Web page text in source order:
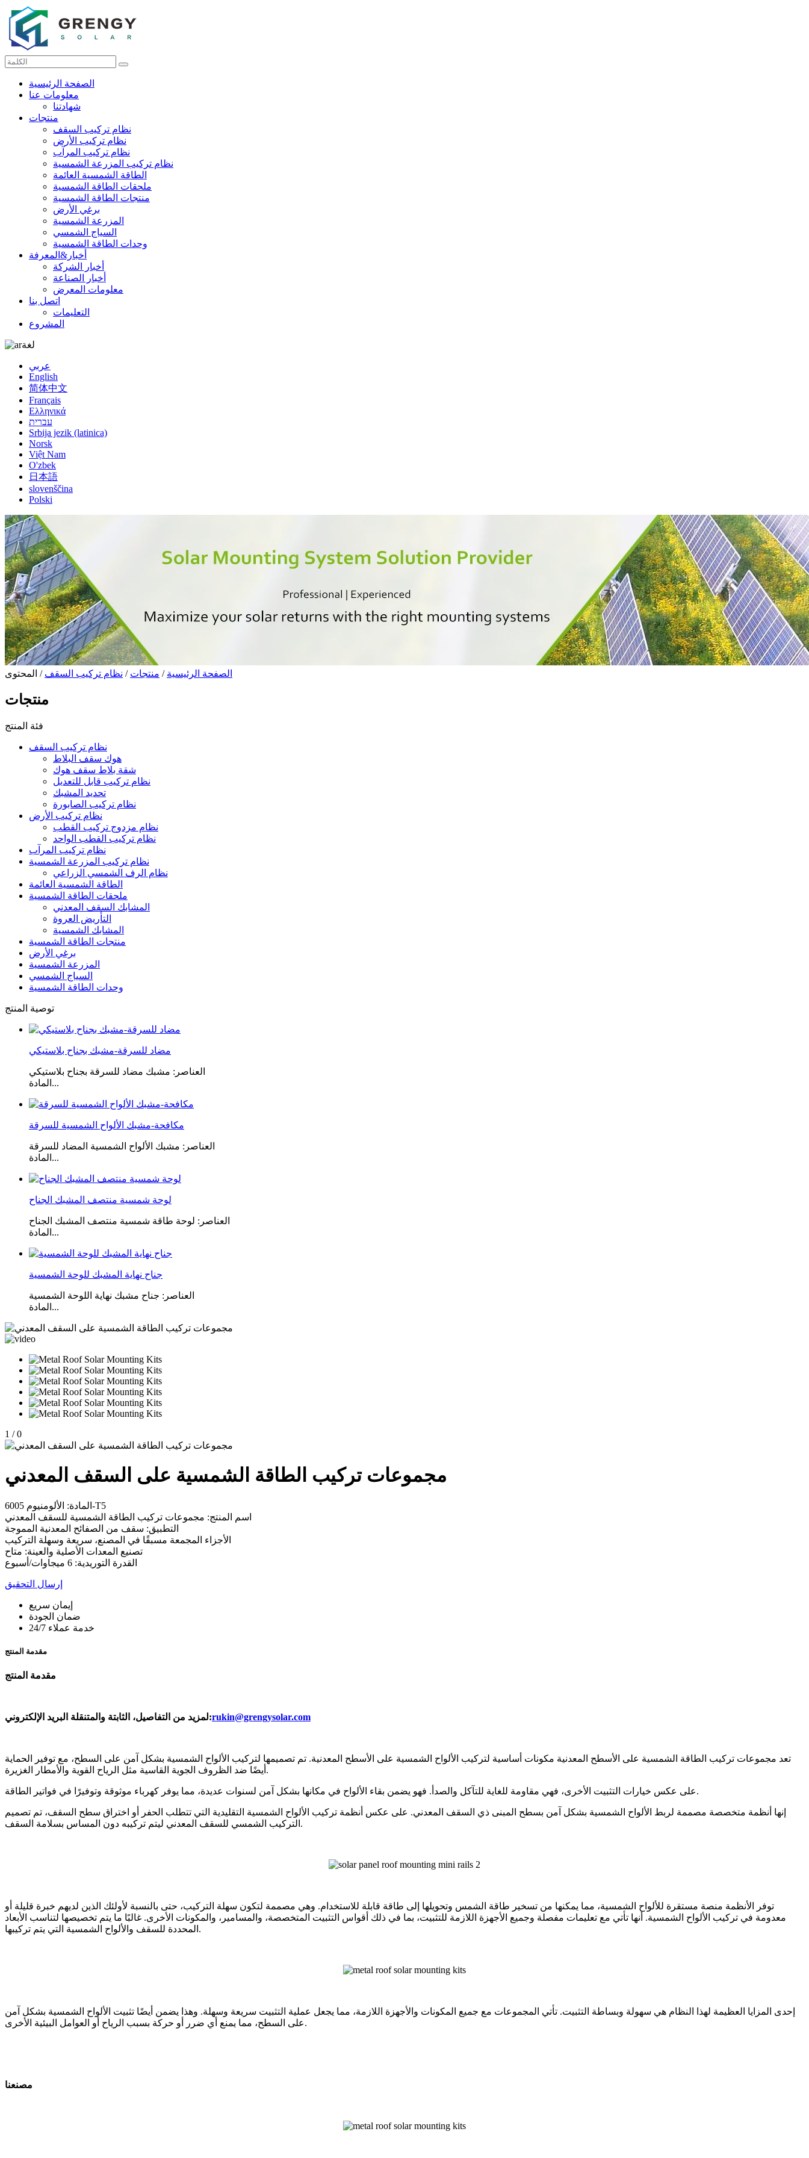
الصفحة الرئيسية
معلومات عنا
شهادتنا
منتجات
نظام تركيب السقف
نظام تركيب الأرض
نظام تركيب المرآب
نظام تركيب المزرعة الشمسية
الطاقة الشمسية العائمة
ملحقات الطاقة الشمسية
منتجات الطاقة الشمسية
برغي الأرض
المزرعة الشمسية
السياج الشمسي
وحدات الطاقة الشمسية
أخبار&المعرفة
أخبار الشركة
أخبار الصناعة
معلومات المعرض
اتصل بنا
التعليمات
المشروع
لغة
عربي
English
简体中文
Français
Ελληνικά
עברית
Srbija jezik (latinica)
Norsk
Việt Nam
O'zbek
日本語
slovenščina
Polski
الصفحة الرئيسية / منتجات / نظام تركيب السقف / المحتوى
منتجات
فئة المنتج
نظام تركيب السقف
هوك سقف البلاط
شقة بلاط سقف هوك
نظام تركيب قابل للتعديل
تحديد المشبك
نظام تركيب الصابورة
نظام تركيب الأرض
نظام مزدوج تركيب القطب
نظام تركيب القطب الواحد
نظام تركيب المرآب
نظام تركيب المزرعة الشمسية
نظام الرف الشمسي الزراعي
الطاقة الشمسية العائمة
ملحقات الطاقة الشمسية
المشابك السقف المعدني
التأريض العروة
المشابك الشمسية
منتجات الطاقة الشمسية
برغي الأرض
المزرعة الشمسية
السياج الشمسي
وحدات الطاقة الشمسية
توصية المنتج
مضاد للسرقة-مشبك بجناح بلاستيكي
العناصر: مشبك مضاد للسرقة بجناح بلاستيكي
المادة...
مكافحة-مشبك الألواح الشمسية للسرقة
العناصر: مشبك الألواح الشمسية المضاد للسرقة
المادة...
لوحة شمسية منتصف المشبك الجناح
العناصر: لوحة طاقة شمسية منتصف المشبك الجناح
المادة...
جناح نهاية المشبك للوحة الشمسية
العناصر: جناح مشبك نهاية اللوحة الشمسية
المادة...
1 / 0
مجموعات تركيب الطاقة الشمسية على السقف المعدني
المادة: الألومنيوم 6005-T5
اسم المنتج: مجموعات تركيب الطاقة الشمسية للسقف المعدني
التطبيق: سقف من الصفائح المعدنية المموجة
الأجزاء المجمعة مسبقًا في المصنع، سريعة وسهلة التركيب
تصنيع المعدات الأصلية والعينة: متاح
القدرة التوريدية: 6 ميجاوات/أسبوع
إرسال التحقيق
إيمان سريع
ضمان الجودة
خدمة عملاء 24/7
مقدمة المنتج
مقدمة المنتج
لمزيد من التفاصيل، الثابتة والمتنقلة البريد الإلكتروني:rukin@grengysolar.com
تعد مجموعات تركيب الطاقة الشمسية على الأسطح المعدنية مكونات أساسية لتركيب الألواح الشمسية على الأسطح المعدنية. تم تصميمها لتركيب الألواح الشمسية بشكل آمن على السطح، مع توفير الحماية
أيضًا ضد الظروف الجوية القاسية مثل الرياح القوية والأمطار الغزيرة.
على عكس خيارات التثبيت الأخرى، فهي مقاومة للغاية للتآكل والصدأ. فهو يضمن بقاء الألواح في مكانها بشكل آمن لسنوات عديدة، مما يوفر كهرباء موثوقة وتوفيرًا في فواتير الطاقة.
إنها أنظمة متخصصة مصممة لربط الألواح الشمسية بشكل آمن بسطح المبنى ذي السقف المعدني. على عكس أنظمة تركيب الألواح الشمسية التقليدية التي تتطلب الحفر أو اختراق سطح السقف، تم تصميم
التركيب الشمسي للسقف المعدني ليتم تركيبه دون المساس بسلامة السقف.
توفر الأنظمة منصة مستقرة للألواح الشمسية، مما يمكنها من تسخير طاقة الشمس وتحويلها إلى طاقة قابلة للاستخدام. وهي مصممة لتكون سهلة التركيب، حتى بالنسبة لأولئك الذين لديهم خبرة قليلة أو
معدومة في تركيب الألواح الشمسية. أنها تأتي مع تعليمات مفصلة وجميع الأجهزة اللازمة للتثبيت، بما في ذلك أقواس التثبيت المتخصصة، والمسامير، والمكونات الأخرى. غالبًا ما يتم تخصيصها لتناسب الأبعاد
المحددة للسقف والألواح الشمسية التي يتم تركيبها.
إحدى المزايا العظيمة لهذا النظام هي سهولة وبساطة التثبيت. تأتي المجموعات مع جميع المكونات والأجهزة اللازمة، مما يجعل عملية التثبيت سريعة وسهلة. وهذا يضمن أيضًا تثبيت الألواح الشمسية بشكل آمن
على السطح، مما يمنع أي ضرر أو حركة بسبب الرياح أو العوامل البيئية الأخرى.
مصنعنا